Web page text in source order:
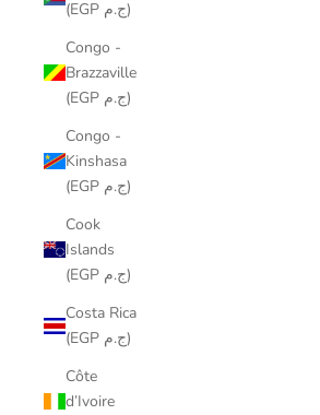
(EGP ج.م)
Congo -
Brazzaville
(EGP ج.م)
Congo -
Kinshasa
(EGP ج.م)
Cook
Islands
(EGP ج.م)
Costa Rica
(EGP ج.م)
Côte
d’Ivoire